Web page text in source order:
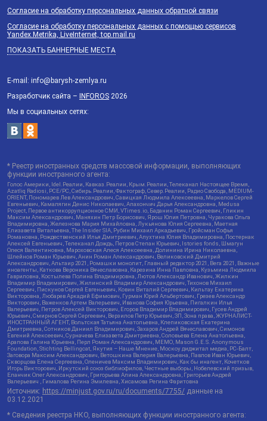
Согласие на обработку персональных данных обратной связи
Согласие на обработку персональных данных с помощью сервисов
Yandex.Metrika, LiveInternet, top.mail.ru
ПОКАЗАТЬ БАННЕРНЫЕ МЕСТА
E-mail: info@barysh-zemlya.ru
Разработчик сайта – INFOROS 2026
Мы в социальных сетях:
* Реестр иностранных средств массовой информации, выполняющих
функции иностранного агента:
Голос Америки, Idel.Реалии, Кавказ.Реалии, Крым.Реалии, Телеканал Настоящее Время,
Azatliq Radiosi, PCE/PC, Сибирь.Реалии, Фактограф, Север.Реалии, Радио Свобода, MEDIUM-
ORIENT, Пономарев Лев Александрович, Савицкая Людмила Алексеевна, Маркелов Сергей
Евгеньевич, Камалягин Денис Николаевич, Апахончич Дарья Александровна, Medusa
Project, Первое антикоррупционное СМИ, VTimes.io, Баданин Роман Сергеевич, Гликин
Максим Александрович, Маняхин Петр Борисович, Ярош Юлия Петровна, Чуракова Ольга
Владимировна, Железнова Мария Михайловна, Лукьянова Юлия Сергеевна, Маетная
Елизавета Витальевна, The Insider SIA, Рубин Михаил Аркадьевич, Гройсман Софья
Романовна, Рождественский Илья Дмитриевич, Апухтина Юлия Владимировна, Постернак
Алексей Евгеньевич, Телеканал Дождь, Петров Степан Юрьевич, Istories fonds, Шмагун
Олеся Валентиновна, Мароховская Алеся Алексеевна, Долинина Ирина Николаевна,
Шлейнов Роман Юрьевич, Анин Роман Александрович, Великовский Дмитрий
Александрович, Альтаир 2021, Ромашки монолит, Главный редактор 2021, Вега 2021, Важные
иноагенты, Каткова Вероника Вячеславовна, Карезина Инна Павловна, Кузьмина Людмила
Гавриловна, Костылева Полина Владимировна, Лютов Александр Иванович, Жилкин
Владимир Владимирович, Жилинский Владимир Александрович, Тихонов Михаил
Сергеевич, Пискунов Сергей Евгеньевич, Ковин Виталий Сергеевич, Кильтау Екатерина
Викторовна, Любарев Аркадий Ефимович, Гурман Юрий Альбертович, Грезев Александр
Викторович, Важенков Артем Валерьевич, Иванова София Юрьевна, Пигалкин Илья
Валерьевич, Петров Алексей Викторович, Егоров Владимир Владимирович, Гусев Андрей
Юрьевич, Смирнов Сергей Сергеевич, Верзилов Петр Юрьевич, ЗП, Зона права, ЖУРНАЛИСТ-
ИНОСТРАННЫЙ АГЕНТ, Вольтская Татьяна Анатольевна, Клепиковская Екатерина
Дмитриевна, Сотников Даниил Владимирович, Захаров Андрей Вячеславович, Симонов
Евгений Алексеевич, Сурначева Елизавета Дмитриевна, Соловьева Елена Анатольевна,
Арапова Галина Юрьевна, Перл Роман Александрович, МЕМО, Mason G.E.S. Anonymous
Foundation, Stichting Bellingcat, Якутия – Наше Мнение, Москоу диджитал медиа, РС-Балт,
Заговора Максим Александрович, Ветошкина Валерия Валерьевна, Павлов Иван Юрьевич,
Скворцова Елена Сергеевна, Оленичев Максим Владимирович, Как бы инагент, Кочетков
Игорь Викторович, Иркутский союз библиофилов, Честные выборы, Нобелевский призыв,
Еланчик Олег Александрович, Григорьева Алина Александровна, Григорьев Андрей
Валерьевич , Гималова Регина Эмилевна, Хисамова Регина Фаритовна
Источник: https://minjust.gov.ru/ru/documents/7755/ данные на
03.12.2021
* Сведения реестра НКО, выполняющих функции иностранного агента: